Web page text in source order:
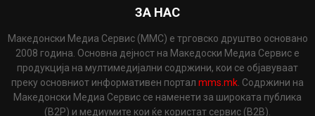
ЗА НАС
Македонски Медиа Сервис (ММС) е трговско друштво основано
2008 година. Основна дејност на Македоски Медиа Сервис е
продукција на мултимедијални содржини, кои се објавуваат
преку основниот информативен портал mms.mk . Содржини на
Македонски Медиа Сервис се наменети за широката публика
(B2P) и медиумите кои ќе користат сервис (B2B).